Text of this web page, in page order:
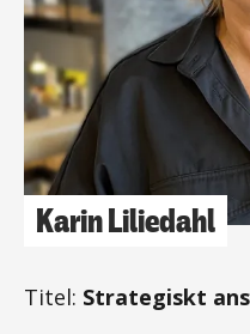
Karin Liliedahl
Titel: Strategiskt